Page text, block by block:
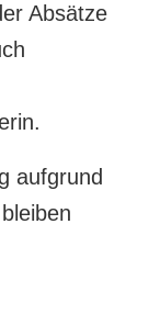
Absätze
aufgrund